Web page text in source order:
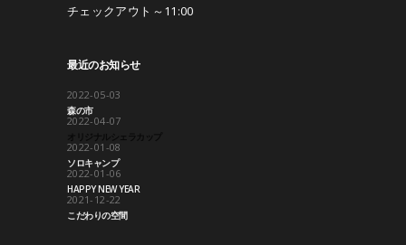
チェックアウト～11:00
最近のお知らせ
2022-05-03
森の市
2022-04-07
2022-01-08
ソロキャンプ
2022-01-06
HAPPY NEW YEAR
2021-12-22
こだわりの空間